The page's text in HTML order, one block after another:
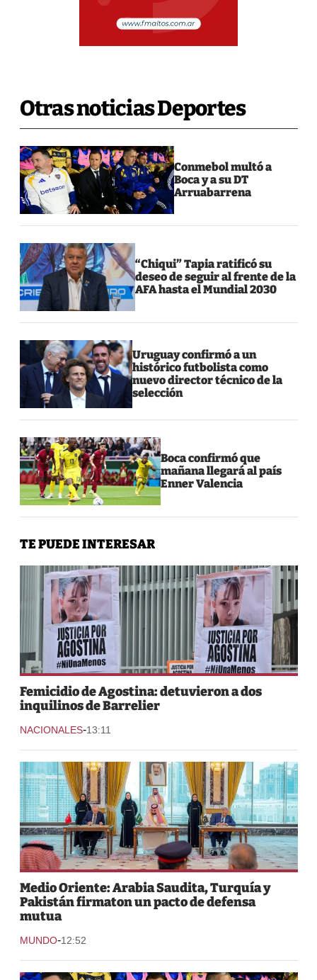
Otras noticias Deportes
Conmebol multó a
Boca y a su DT
Arruabarrena
“Chiqui” Tapia ratificó su
deseo de seguir al frente de la
AFA hasta el Mundial 2030
Uruguay confirmó a un
histórico futbolista como
nuevo director técnico de la
selección
Boca confirmó que
mañana llegará al país
Enner Valencia
TE PUEDE INTERESAR
Femicidio de Agostina: detuvieron a dos
inquilinos de Barrelier
NACIONALES-13:11
Medio Oriente: Arabia Saudita, Turquía y
Pakistán firmaton un pacto de defensa
mutua
MUNDO-12:52